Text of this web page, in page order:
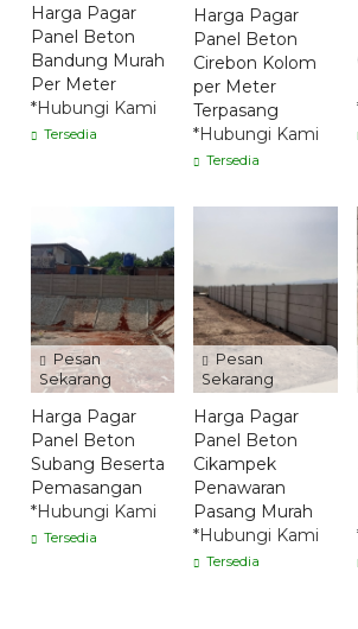
Harga Pagar
Panel Beton
Bandung Murah
Per Meter
*Hubungi Kami
Tersedia
Harga Pagar
Panel Beton
Cirebon Kolom
per Meter
Terpasang
*Hubungi Kami
Tersedia
Pesan
Sekarang
Harga Pagar
Panel Beton
Subang Beserta
Pemasangan
*Hubungi Kami
Tersedia
Pesan
Sekarang
Harga Pagar
Panel Beton
Cikampek
Penawaran
Pasang Murah
*Hubungi Kami
Tersedia